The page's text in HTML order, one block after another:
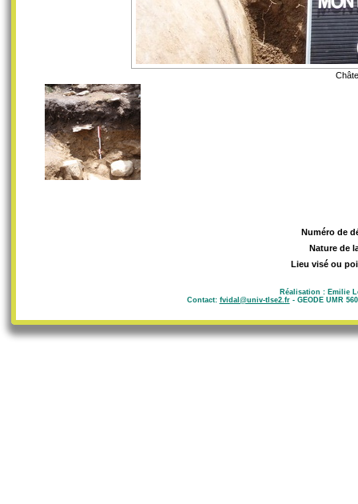
Numéro de
Nature de
Lieu visé ou
Réalisation : Emilie
Contact: fvidal@univ-tlse2.fr- GEODE UMR